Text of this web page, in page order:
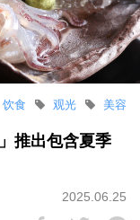
美容
观光
饮食
推出包含夏季
2025.06.25